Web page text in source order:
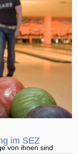
im SEZ
von ihnen sind